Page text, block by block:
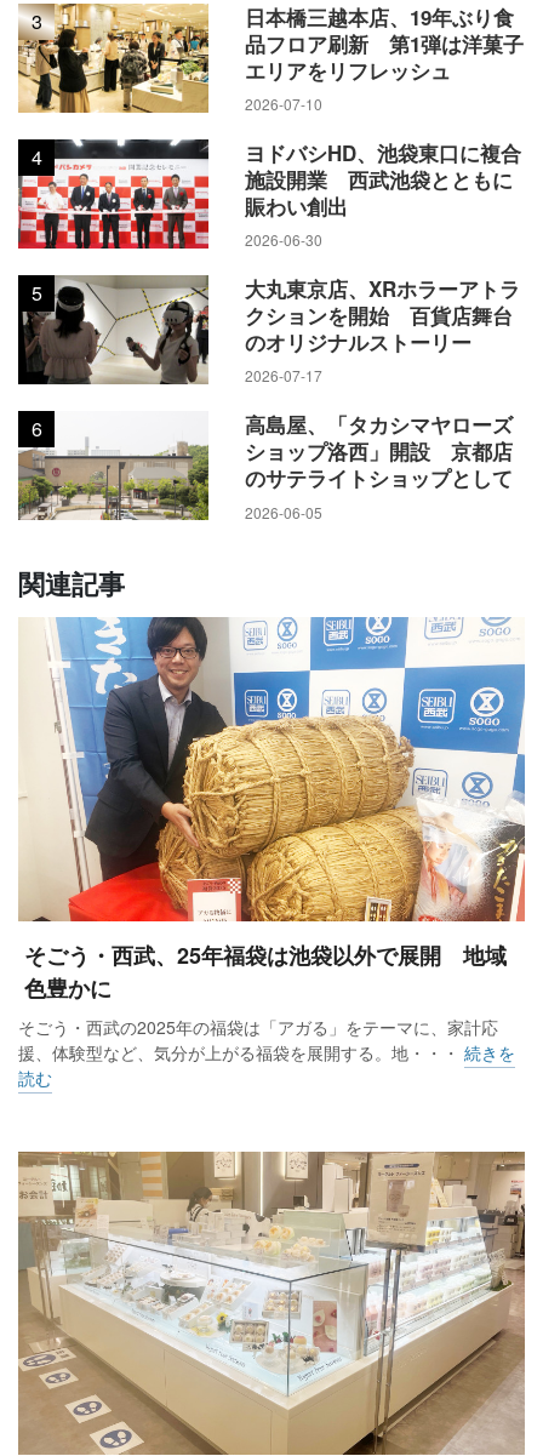
3
日本橋三越本店、19年ぶり食
品フロア刷新 第1弾は洋菓子
エリアをリフレッシュ
2026-07-10
4
ヨドバシHD、池袋東口に複合
施設開業 西武池袋とともに
賑わい創出
2026-06-30
5
大丸東京店、XRホラーアトラ
クションを開始 百貨店舞台
のオリジナルストーリー
2026-07-17
6
高島屋、「タカシマヤローズ
ショップ洛西」開設 京都店
のサテライトショップとして
2026-06-05
関連記事
そごう・西武、25年福袋は池袋以外で展開 地域
色豊かに
そごう・西武の2025年の福袋は「アガる」をテーマに、家計応
援、体験型など、気分が上がる福袋を展開する。地・・・ 続きを
読む